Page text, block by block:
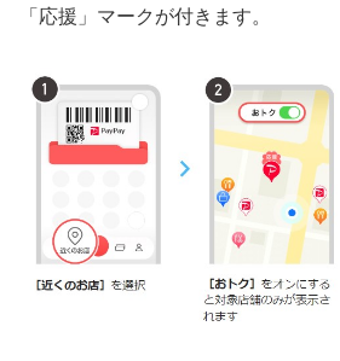
「応援」マークが付きます。